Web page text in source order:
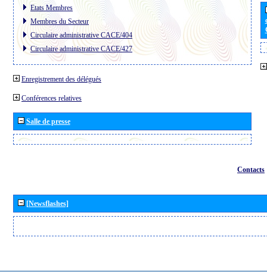
Etats Membres
Membres du Secteur
Circulaire administrative CACE/404
Circulaire administrative CACE/427
Enregistrement des délégués
Conférences relatives
Salle de presse
Contacts
[Newsflashes]